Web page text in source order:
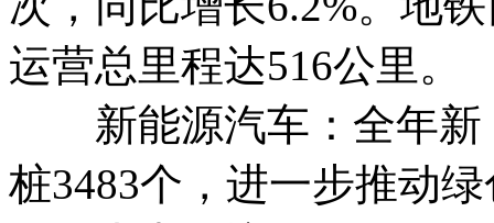
运营总里程达516公里。
新能源汽车：全年新
桩3483个，进一步推动